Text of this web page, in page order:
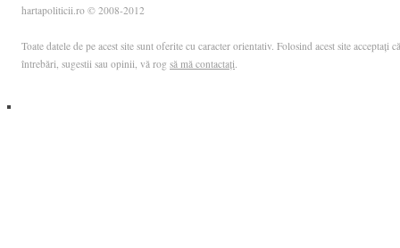
hartapoliticii.ro © 2008-2012
Toate datele de pe acest site sunt oferite cu caracter orientativ. Folosind acest site
întrebări, sugestii sau opinii, vă rog să mă contactați.